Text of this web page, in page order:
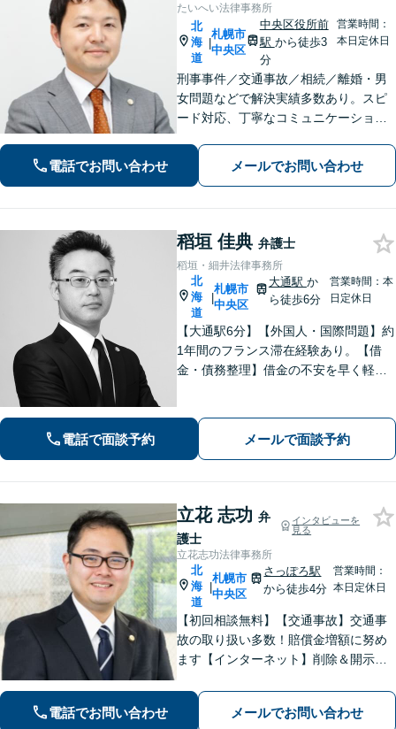
たいへい法律事務所
北
海
道
|
札幌市
中央区
中央区役所前
駅 から徒歩3
分
営業時間：
本日定休日
刑事事件／交通事故／相続／離婚・男
女問題などで解決実績多数あり。スピ
ード対応、丁寧なコミュニケーション
【初回無料相談】【速やかな対応】
【夜間土日祝日の相談可】
電話でお問い合わせ メールでお問い合わせ
稻垣 佳典 弁護士
稻垣・細井法律事務所
北
海
道
|
札幌市
中央区
大通駅 か
ら徒歩6分
営業時間：本
日定休日
【大通駅6分】【外国人・国際問題】約
1年間のフランス滞在経験あり。【借
金・債務整理】借金の不安を早く軽減
電話で面談予約 メールで面談予約
立花 志功 弁
護士
インタビューを
見る
立花志功法律事務所
北
海
道
|
札幌市
中央区
さっぽろ駅
から徒歩4分
営業時間：
本日定休日
【初回相談無料】【交通事故】交通事
故の取り扱い多数！賠償金増額に努め
ます【インターネット】削除＆開示請
事事件】超速対応！【電話・メール相
談可】【大通駅／札幌駅5分】
電話でお問い合わせ メールでお問い合わせ